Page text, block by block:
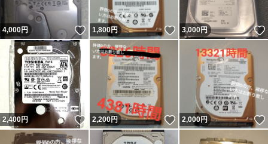
4,000円 いいね！
1,800円 いいね！
3,000円
2,400円 いいね！
2,200円 いいね！
2,000円